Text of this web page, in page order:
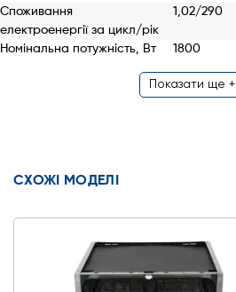
Споживання
електроенергії за цикл/рік
1,02/290
Номінальна потужність, Вт 1800
Показати ще +
СХОЖІ МОДЕЛІ